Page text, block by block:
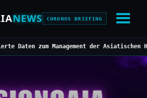
NEWS CHRONOS BRIEFING
zum Management der Asiatischen